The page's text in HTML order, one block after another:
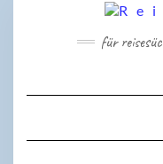
für